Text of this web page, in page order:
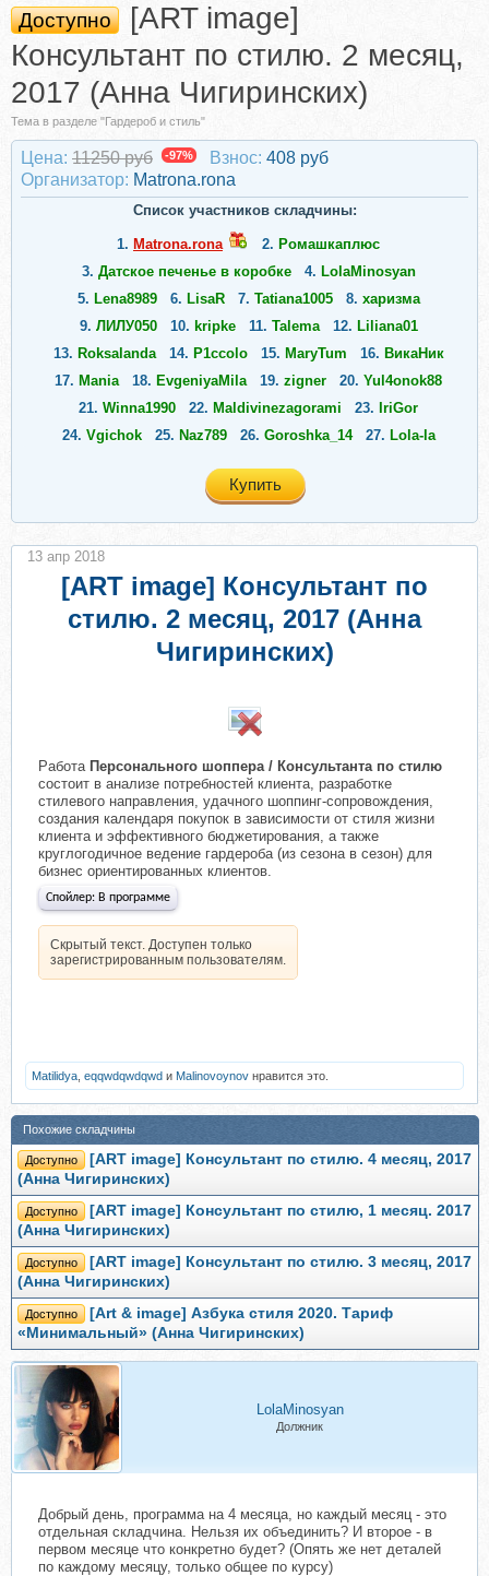
Доступно
[ART image]
Консультант по стилю. 2 месяц,
2017 (Анна Чигиринских)
Тема в разделе "Гардероб и стиль"
Цена: 11250 руб -97% Взнос: 408 руб
Организатор: Matrona.rona
Список участников складчины:
1. Matrona.rona 2. Ромашкаплюс
3. Датское печенье в коробке 4. LolaMinosyan
5. Lena8989 6. LisaR 7. Tatiana1005 8. харизма
9. ЛИЛУ050 10. kripke 11. Talema 12. Liliana01
13. Roksalanda 14. P1ccolo 15. MaryTum 16. ВикаНик
17. Mania 18. EvgeniyaMila 19. zigner 20. Yul4onok88
21. Winna1990 22. Maldivinezagorami 23. IriGor
24. Vgichok 25. Naz789 26. Goroshka_14 27. Lola-la
Купить
[ART image] Консультант по
стилю. 2 месяц, 2017 (Анна
Чигиринских)
Работа Персонального шоппера / Консультанта по стилю
состоит в анализе потребностей клиента, разработке
стилевого направления, удачного шоппинг-сопровождения,
создания календаря покупок в зависимости от стиля жизни
клиента и эффективного бюджетирования, а также
круглогодичное ведение гардероба (из сезона в сезон) для
бизнес ориентированных клиентов.​
Спойлер: В программе
Скрытый текст. Доступен только
зарегистрированным пользователям.
13 апр 2018
Matilidya eqqwdqwdqwd и Malinovoynov нравится это.
Похожие складчины
Доступно
[ART image] Консультант по стилю. 4 месяц, 2017
(Анна Чигиринских)
Доступно
[ART image] Консультант по стилю, 1 месяц. 2017
(Анна Чигиринских)
Доступно
[ART image] Консультант по стилю. 3 месяц, 2017
(Анна Чигиринских)
Доступно
[Art & image] Азбука стиля 2020. Тариф
«Минимальный» (Анна Чигиринских)
LolaMinosyan
Должник
Добрый день, программа на 4 месяца, но каждый месяц - это
отдельная складчина. Нельзя их объединить? И второе - в
первом месяце что конкретно будет? (Опять же нет деталей
по каждому месяцу, только общее по курсу)